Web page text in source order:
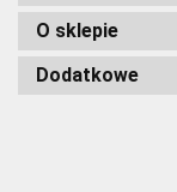
O sklepie
Dodatkowe